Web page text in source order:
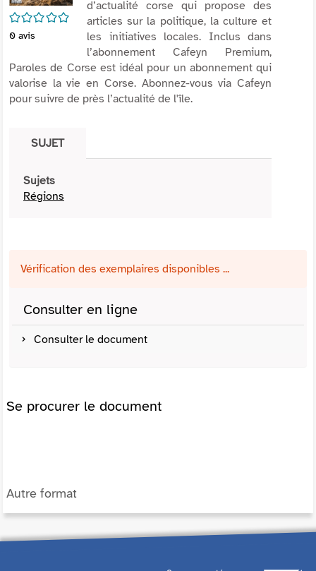
/5
0 avis
d’actualité corse qui propose des
articles sur la politique, la culture et
les initiatives locales. Inclus dans
l’abonnement Cafeyn Premium,
Paroles de Corse est idéal pour un abonnement qui
valorise la vie en Corse. Abonnez-vous via Cafeyn
pour suivre de près l’actualité de l'île.
SUJET
Sujets
Régions
Vérification des exemplaires disponibles ...
Consulter en ligne
Consulter le document
Se procurer le document
Autre format